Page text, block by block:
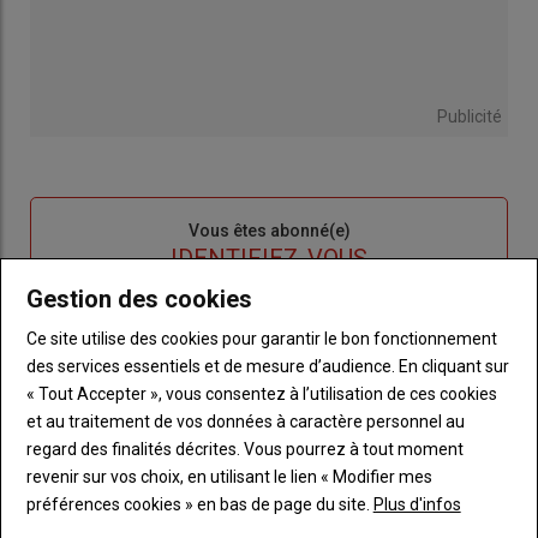
Publicité
Vous êtes abonné(e)
TITRE IDENTIFIEZ-VOUS
de votre abonnement
Lien
"Créer
un
nouveau
compte"
Créer un nouveau compte
Lien
"Réinitialiser
votre
mot
Réinitialiser votre mot de passe
Lien
"Je
Je me connecte
Gestion des cookies
Ce site utilise des cookies pour garantir le bon fonctionnement
des services essentiels et de mesure d’audience. En cliquant sur
« Tout Accepter », vous consentez à l’utilisation de ces cookies
et au traitement de vos données à caractère personnel au
regard des finalités décrites. Vous pourrez à tout moment
revenir sur vos choix, en utilisant le lien « Modifier mes
préférences cookies » en bas de page du site. Plus d'infos